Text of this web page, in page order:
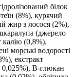
білок
(8%), курячий
жир з лосося (2%),
(джерело
калію (0,8%),
морські водорості
екстракт
0,025%), B-глюкан